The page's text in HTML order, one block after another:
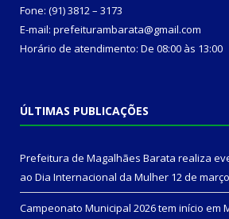
Fone: (91) 3812 – 3173
E-mail: prefeiturambarata@gmail.com
Horário de atendimento: De 08:00 às 13:00
ÚLTIMAS PUBLICAÇÕES
Prefeitura de Magalhães Barata realiza
ao Dia Internacional da Mulher 12 de
Campeonato Municipal 2026 tem início em